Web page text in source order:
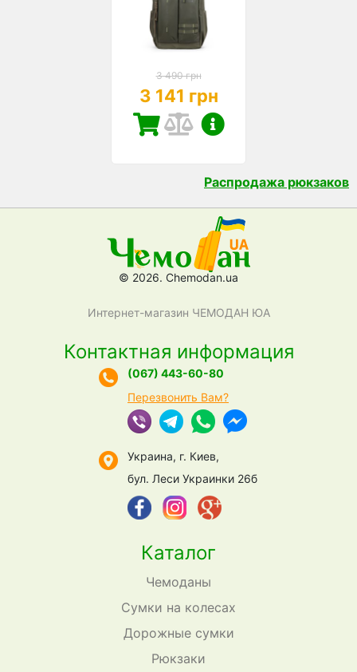
3 490 грн
3 141 грн
Распродажа рюкзаков
© 2026. Chemodan.ua
Интернет-магазин ЧЕМОДАН ЮА
Каталог
Чемоданы
Сумки на колесах
Дорожные сумки
Рюкзаки
Контактная информация
(067) 443-60-80
Перезвонить Вам?
Украина, г. Киев,
бул. Леси Украинки 26б